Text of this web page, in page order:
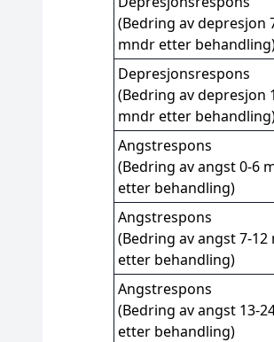
(Bedring av depresjon
mndr etter
Depresjonsrespons
(Bedring av depresjon
mndr etter
Angstrespons
(Bedring av angst 0-6
etter behandling)
Angstrespons
(Bedring av angst 7-
etter behandling)
Angstrespons
(Bedring av angst 13-
etter behandling)